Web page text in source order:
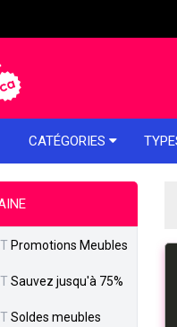
CATÉGORIES
Promotions Meubles
Sauvez jusqu'à 75%
Soldes meubles